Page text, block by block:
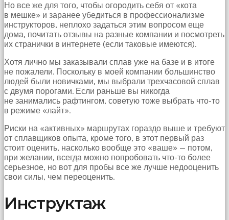
ve
kızmaya
başladı
sex
hikayeleri
Onun
derdinin
dermanı
benim
sikimde
olduğu
için
koca
sikimi
meydana
çıkardım
ve
ağzına
susturdum
Но все же для того, чтобы огородить себя от «кота
в мешке» и заранее убедиться в профессионализме
инструкторов, неплохо задаться этим вопросом еще
дома, почитать отзывы на разные компании и посмотреть
их странички в интернете (если таковые имеются).
Хотя лично мы заказывали сплав уже на базе и в итоге
не пожалели. Поскольку в моей компании большинство
людей были новичками, мы выбрали трехчасовой сплав
с двумя порогами. Если раньше вы никогда
не занимались рафтингом, советую тоже выбрать что-то
в режиме «лайт».
Риски на «активных» маршрутах гораздо выше и требуют
от сплавщиков опыта, кроме того, в этот первый раз
стоит оценить, насколько вообще это «ваше» — потом,
при желании, всегда можно попробовать что-то более
серьезное, но вот для пробы все же лучше недооценить
свои силы, чем переоценить.
Инструктаж